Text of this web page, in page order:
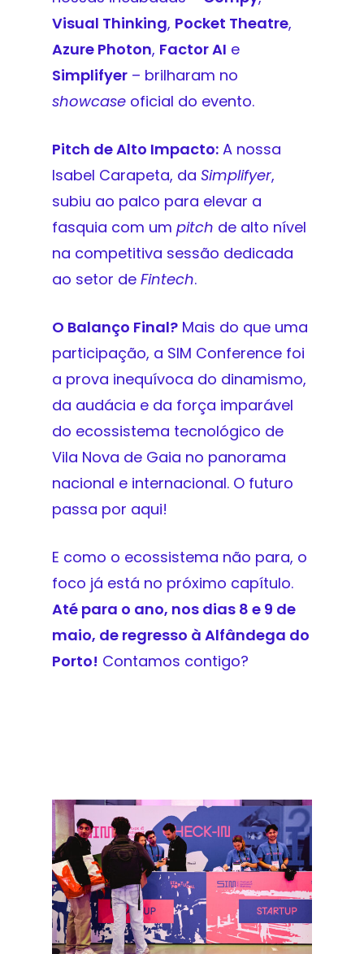
Visual Thinking, Pocket Theatre,
Azure Photon, Factor AI e
Simplifyer – brilharam no
showcase oficial do evento.
Pitch de Alto Impacto: A nossa
Isabel Carapeta, da Simplifyer,
subiu ao palco para elevar a
fasquia com um pitch de alto nível
na competitiva sessão dedicada
ao setor de Fintech.
O Balanço Final? Mais do que uma
participação, a SIM Conference foi
a prova inequívoca do dinamismo,
da audácia e da força imparável
do ecossistema tecnológico de
Vila Nova de Gaia no panorama
nacional e internacional. O futuro
passa por aqui!
E como o ecossistema não para, o
foco já está no próximo capítulo.
Até para o ano, nos dias 8 e 9 de
maio, de regresso à Alfândega do
Porto! Contamos contigo?